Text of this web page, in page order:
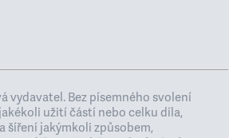
vydavatel. Bez písemného svolení
užití částí nebo celku díla,
šíření jakýmkoli způsobem,